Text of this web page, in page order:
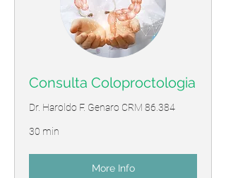
Consulta Coloproctologia
Dr. Haroldo F. Genaro CRM 86.384
30 min
More Info